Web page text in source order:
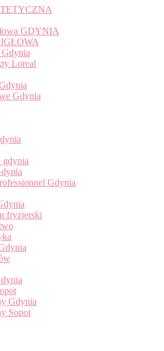
GDYNIA
Loreal
Gdynia
gdynia
Gdynia
fryzjerski
Gdynia
Sopot